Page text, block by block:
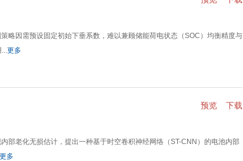
略因需预设固定初始下垂系数，难以兼顾储能荷电状态（SOC）均衡精度与
更多
下载
预览
部老化无损估计，提出一种基于时空卷积神经网络（ST-CNN）的电池内部
更多